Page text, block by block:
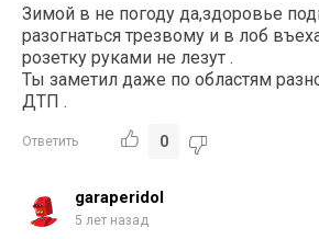
Зимой в не погоду да,здоровье
разогнаться трезвому и в лоб
розетку руками не лезут .
Ты заметил даже по областям
ДТП .
Ответить 0
garaperidol
5 лет назад